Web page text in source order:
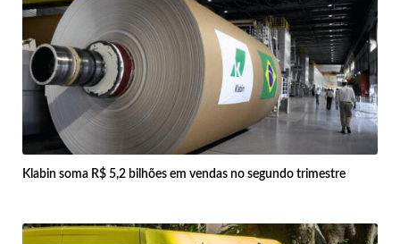
Klabin soma R$ 5,2 bilhões em vendas no segundo trimestre